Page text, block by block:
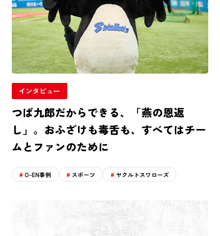
インタビュー
つば九郎だからできる、「燕の恩返
し」。おふざけも毒舌も、すべてはチー
ムとファンのために
O-EN事例 スポーツ ヤクルトスワローズ